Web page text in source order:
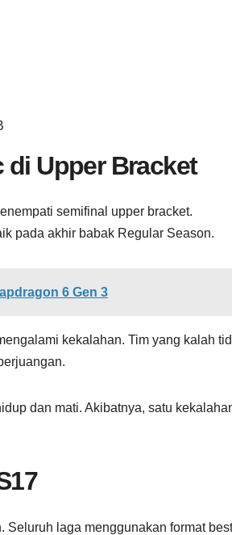
di Upper Bracket
semifinal upper bracket.
pada akhir babak Regular Season.
6 Gen 3
kekalahan. Tim yang kalah
dan mati. Akibatnya, satu
laga menggunakan format